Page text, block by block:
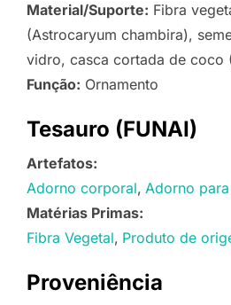
Material/Suporte: Fibra
(Astrocaryum chambira),
vidro, casca cortada de coco
Função: Ornamento
Tesauro (FUNAI)
Artefatos:
Adorno corporal Adorno
Matérias Primas:
Fibra Vegetal Produto de
Proveniência